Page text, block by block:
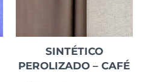
SINTÉTICO
PEROLIZADO – CAFÉ